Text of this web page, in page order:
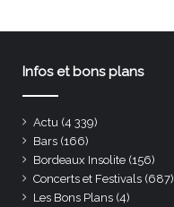
Infos et bons plans
Actu (4 339)
Bars (166)
Bordeaux Insolite (156)
Concerts et Festivals (687)
Les Bons Plans (4)